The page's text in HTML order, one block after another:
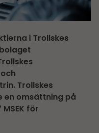
i Trollskes
Trollskes
en omsättning på
MSEK för